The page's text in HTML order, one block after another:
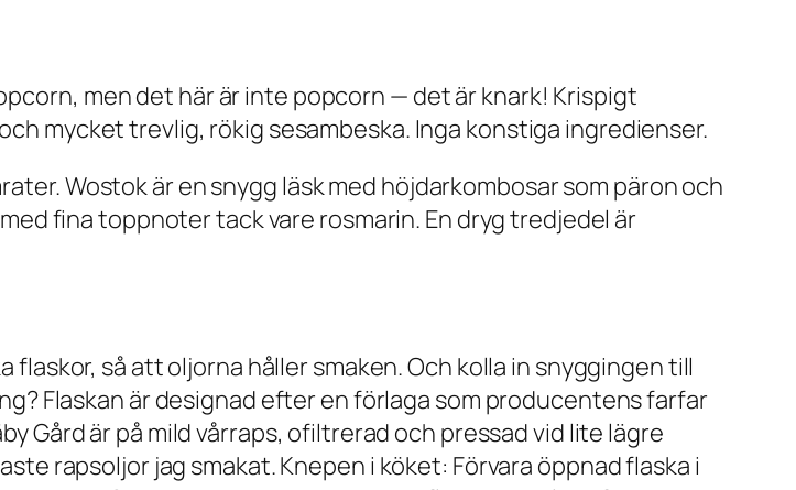
men det här är inte popcorn — det är knark! Krispigt
mycket trevlig, rökig sesambeska. Inga konstiga ingredienser.
Wostok är en snygg läsk med höjdarkombosar som päron och
fina toppnoter tack vare rosmarin. En dryg tredjedel är
så att oljorna håller smaken. Och kolla in snyggingen till
Flaskan är designad efter en förlaga som producentens farfar
Gård är på mild vårraps, ofiltrerad och pressad vid lite lägre
rapsoljor jag smakat. Knepen i köket: Förvara öppnad flaska i